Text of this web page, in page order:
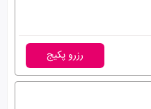
رزرو پکیج